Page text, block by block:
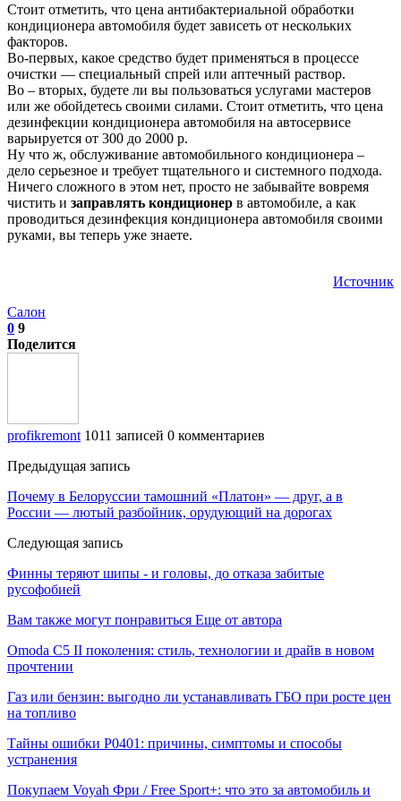
Стоит отметить, что цена антибактериальной обработки
кондиционера автомобиля будет зависеть от нескольких
факторов.
Во-первых, какое средство будет применяться в процессе
очистки — специальный спрей или аптечный раствор.
Во – вторых, будете ли вы пользоваться услугами мастеров
или же обойдетесь своими силами. Стоит отметить, что цена
дезинфекции кондиционера автомобиля на автосервисе
варьируется от 300 до 2000 р.
Ну что ж, обслуживание автомобильного кондиционера –
дело серьезное и требует тщательного и системного подхода.
Ничего сложного в этом нет, просто не забывайте вовремя
чистить и заправлять кондиционер в автомобиле, а как
проводиться дезинфекция кондиционера автомобиля своими
руками, вы теперь уже знаете.
Источник
Салон
0 9
Поделится
profikremont 1011 записей 0 комментариев
Предыдущая запись
Почему в Белоруссии тамошний «Платон» — друг, а в
России — лютый разбойник, орудующий на дорогах
Следующая запись
Финны теряют шипы ­- и головы, до отказа забитые
русофобией
Вам также могут понравиться Еще от автора
Omoda C5 II поколения: стиль, технологии и драйв в новом
прочтении
Газ или бензин: выгодно ли устанавливать ГБО при росте цен
на топливо
Тайны ошибки P0401: причины, симптомы и способы
устранения
Покупаем Voyah Фри / Free Sport+: что это за автомобиль и